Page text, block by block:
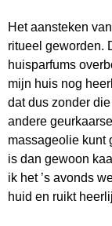
Het aansteken
ritueel geworden.
huisparfums
mijn huis nog
dat dus zonder
andere
massageolie kunt
is dan gewoon
ik het ’s avonds
huid en ruikt